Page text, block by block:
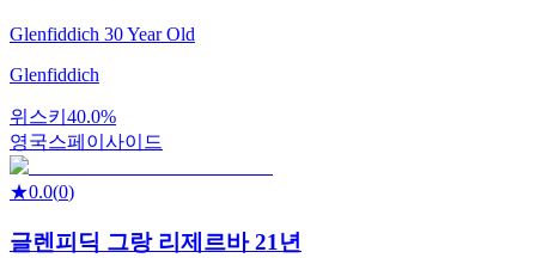
Glenfiddich 30 Year Old
Glenfiddich
위스키 40.0%
영국스페이사이드
★0.0(0)
글렌피딕 그랑 리제르바 21년